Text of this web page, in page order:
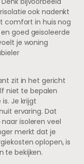
ook nadenkt
comfort in huis nog
goed geïsoleerde
je woning
zit in het gericht
niet te bepalen
Je krijgt
ervaring. Dat
isoleren veel
merkt dat je
oplopen, is
te bekijken.